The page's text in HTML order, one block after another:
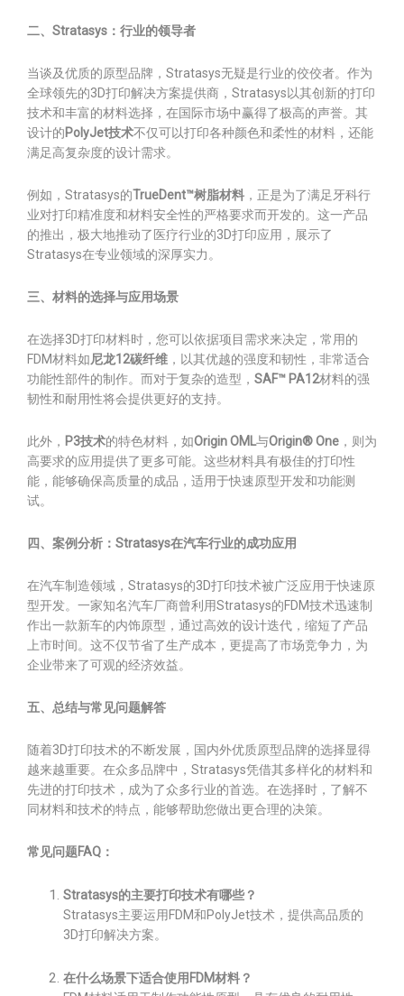
二、Stratasys：行业的领导者
当谈及优质的原型品牌，Stratasys无疑是行业的佼佼者。作为
全球领先的3D打印解决方案提供商，Stratasys以其创新的打印
技术和丰富的材料选择，在国际市场中赢得了极高的声誉。其
设计的PolyJet技术不仅可以打印各种颜色和柔性的材料，还能
满足高复杂度的设计需求。
例如，Stratasys的TrueDent™树脂材料 ，正是为了满足牙科行
业对打印精准度和材料安全性的严格要求而开发的。这一产品
的推出，极大地推动了医疗行业的3D打印应用，展示了
Stratasys在专业领域的深厚实力。
三、材料的选择与应用场景
在选择3D打印材料时，您可以依据项目需求来决定，常用的
FDM材料如尼龙12碳纤维 ，以其优越的强度和韧性，非常适合
功能性部件的制作。而对于复杂的造型， SAF™ PA12材料的强
韧性和耐用性将会提供更好的支持。
此外， P3技术的特色材料，如Origin OML与Origin® One ，则为
高要求的应用提供了更多可能。这些材料具有极佳的打印性
能，能够确保高质量的成品，适用于快速原型开发和功能测
试。
四、案例分析：Stratasys在汽车行业的成功应用
在汽车制造领域，Stratasys的3D打印技术被广泛应用于快速原
型开发。一家知名汽车厂商曾利用Stratasys的FDM技术迅速制
作出一款新车的内饰原型，通过高效的设计迭代，缩短了产品
上市时间。这不仅节省了生产成本，更提高了市场竞争力，为
企业带来了可观的经济效益。
五、总结与常见问题解答
随着3D打印技术的不断发展，国内外优质原型品牌的选择显得
越来越重要。在众多品牌中，Stratasys凭借其多样化的材料和
先进的打印技术，成为了众多行业的首选。在选择时，了解不
同材料和技术的特点，能够帮助您做出更合理的决策。
常见问题FAQ：
Stratasys的主要打印技术有哪些？
Stratasys主要运用FDM和PolyJet技术，提供高品质的
3D打印解决方案。
在什么场景下适合使用FDM材料？